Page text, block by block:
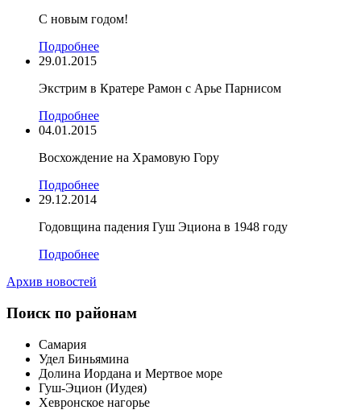
С новым годом!
Подробнее
29.01.2015
Экстрим в Кратере Рамон c Арье Парнисом
Подробнее
04.01.2015
Восхождение на Храмовую Гору
Подробнее
29.12.2014
Годовщина падения Гуш Эциона в 1948 году
Подробнее
Архив новостей
Поиск по районам
Самария
Удел Биньямина
Долина Иордана и Мертвое море
Гуш-Эцион (Иудея)
Хевронское нагорье